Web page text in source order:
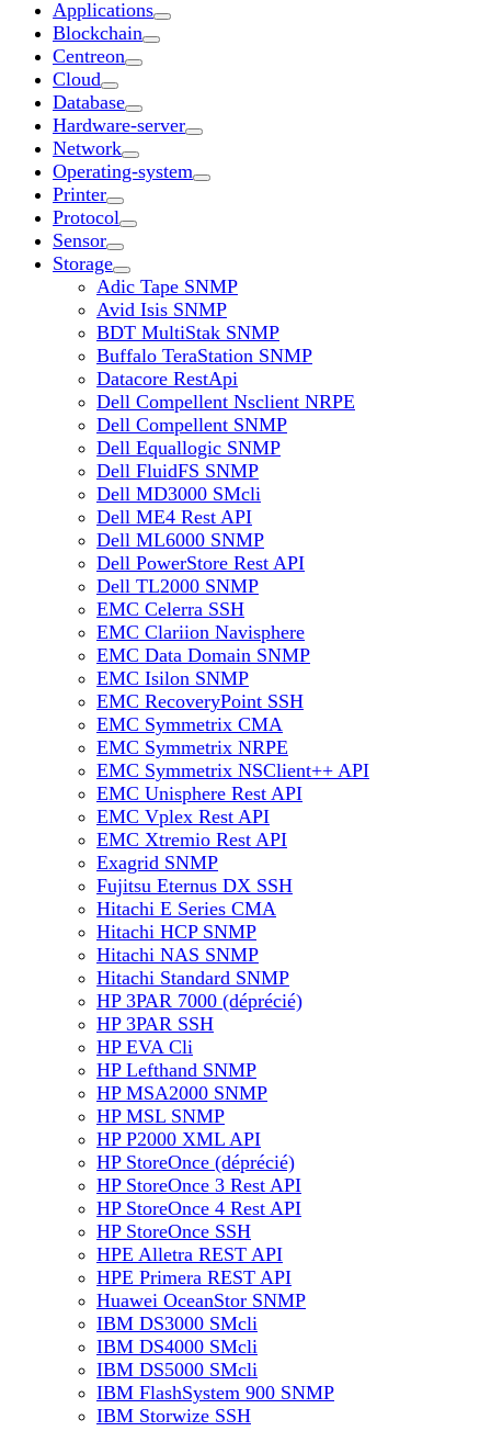
Applications
Blockchain
Centreon
Cloud
Database
Hardware-server
Network
Operating-system
Printer
Protocol
Sensor
Storage
Adic Tape SNMP
Avid Isis SNMP
BDT MultiStak SNMP
Buffalo TeraStation SNMP
Datacore RestApi
Dell Compellent Nsclient NRPE
Dell Compellent SNMP
Dell Equallogic SNMP
Dell FluidFS SNMP
Dell MD3000 SMcli
Dell ME4 Rest API
Dell ML6000 SNMP
Dell PowerStore Rest API
Dell TL2000 SNMP
EMC Celerra SSH
EMC Clariion Navisphere
EMC Data Domain SNMP
EMC Isilon SNMP
EMC RecoveryPoint SSH
EMC Symmetrix CMA
EMC Symmetrix NRPE
EMC Symmetrix NSClient++ API
EMC Unisphere Rest API
EMC Vplex Rest API
EMC Xtremio Rest API
Exagrid SNMP
Fujitsu Eternus DX SSH
Hitachi E Series CMA
Hitachi HCP SNMP
Hitachi NAS SNMP
Hitachi Standard SNMP
HP 3PAR 7000 (déprécié)
HP 3PAR SSH
HP EVA Cli
HP Lefthand SNMP
HP MSA2000 SNMP
HP MSL SNMP
HP P2000 XML API
HP StoreOnce (déprécié)
HP StoreOnce 3 Rest API
HP StoreOnce 4 Rest API
HP StoreOnce SSH
HPE Alletra REST API
HPE Primera REST API
Huawei OceanStor SNMP
IBM DS3000 SMcli
IBM DS4000 SMcli
IBM DS5000 SMcli
IBM FlashSystem 900 SNMP
IBM Storwize SSH